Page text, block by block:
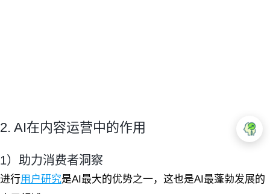
2. AI在内容运营中的作用
1）助力消费者洞察
进行用户研究是AI最大的优势之一，这也是AI最蓬勃发展的